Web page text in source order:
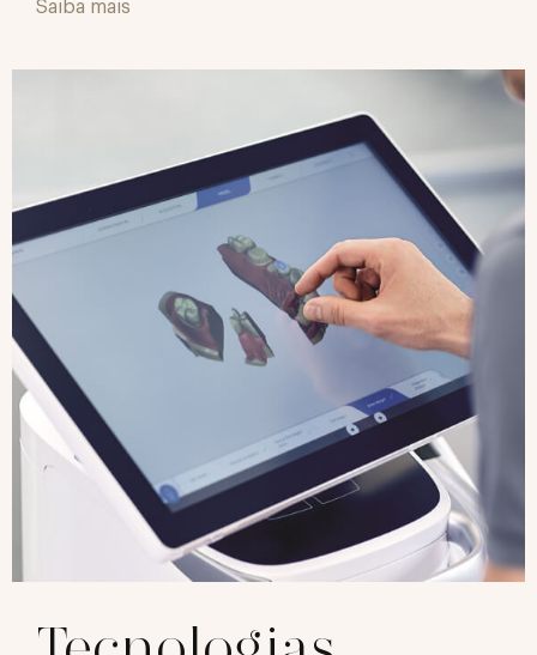
Saiba mais